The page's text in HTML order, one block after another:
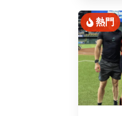
熱門